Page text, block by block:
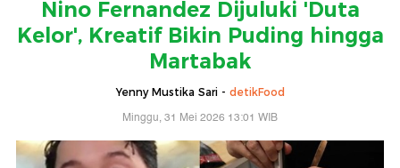
Nino Fernandez Dijuluki 'Duta
Kelor', Kreatif Bikin Puding hingga
Martabak
Yenny Mustika Sari - detikFood
Minggu, 31 Mei 2026 13:01 WIB